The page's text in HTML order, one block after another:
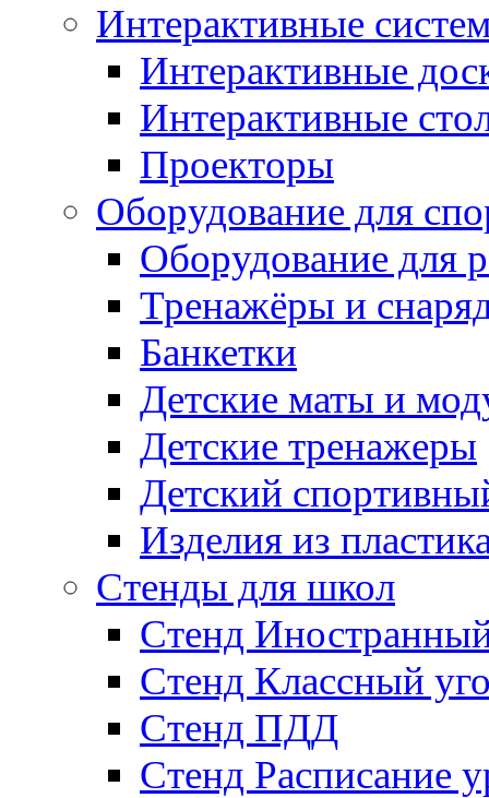
Интерактивные
Интерактивные
Интерактивные
Проекторы
Оборудование для
Оборудование для
Тренажёры и
Банкетки
Детские маты и
Детские тренажеры
Детский
Изделия из
Стенды для школ
Стенд
Стенд Классный
Стенд ПДД
Стенд Расписание